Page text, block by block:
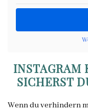
INSTAGRAM
SICHERST
Wenn du verhindern